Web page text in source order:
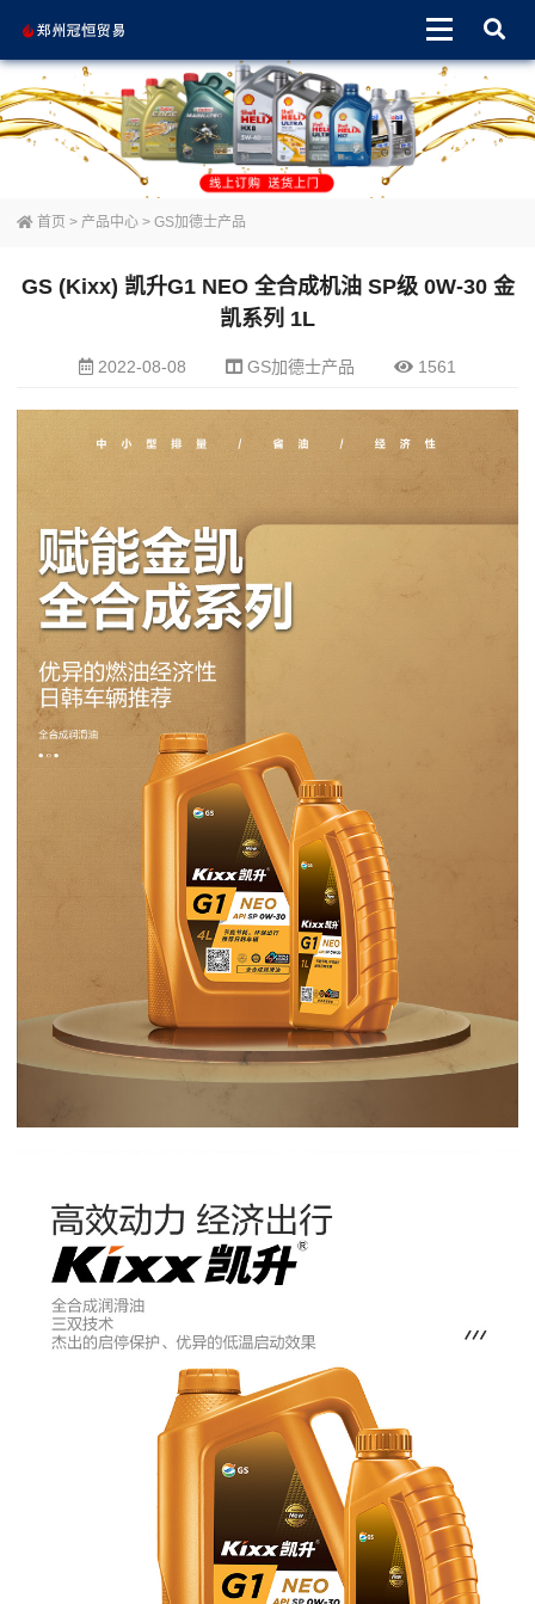
首页 > 产品中心 > GS加德士产品
GS (Kixx) 凯升G1 NEO 全合成机油 SP级 0W-30 金
凯系列 1L
2022-08-08 GS加德士产品 1561